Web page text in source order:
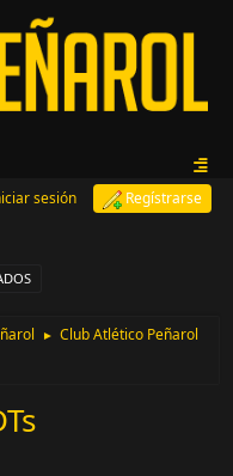
sesión Regístrarse
► Club Atlético Peñarol